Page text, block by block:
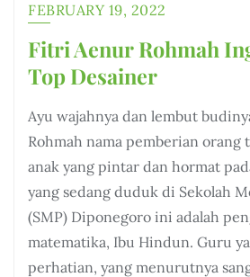
FEBRUARY 19, 2022
Fitri Aenur Rohmah
Top Desainer
Ayu wajahnya dan lembut
Rohmah nama pemberian orang
anak yang pintar dan hormat
yang sedang duduk di Sekolah
(SMP) Diponegoro ini adalah
matematika, Ibu Hindun. Guru
perhatian, yang menurutnya